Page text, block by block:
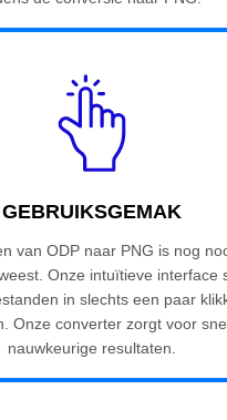
GEBRUIKSGEMAK
van ODP naar PNG is nog
Onze intuïtieve interface
in slechts een paar
Onze converter zorgt voor
nauwkeurige resultaten.